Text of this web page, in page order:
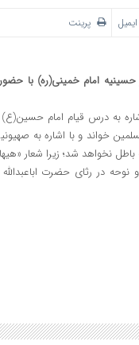
ایمیل پرینت
امام خمینی(ره) با
به درس قیام امام حسین(ع)
خواند و با اشاره به
نخواهد شد؛ زیرا شعار
در رثای حضرت